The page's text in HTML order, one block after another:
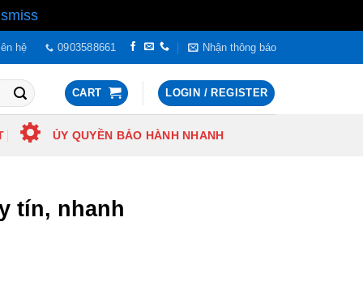
hệ 0903588661 Nhận thông báo
CART LOGIN / REGISTER
ỦY QUYỀN BẢO HÀNH NHANH
tín, nhanh